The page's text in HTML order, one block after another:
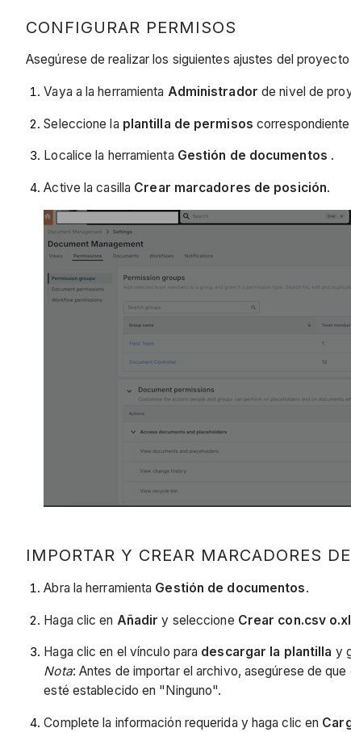
CONFIGURAR PERMISOS
Asegúrese de realizar los siguientes ajustes del
Vaya a la herramienta Administrador de nivel de
Seleccione la plantilla de permisos
Localice la herramienta Gestión de documentos .
Active la casilla Crear marcadores de posición.
IMPORTAR Y CREAR MARCADORES
Abra la herramienta Gestión de documentos.
Haga clic en Añadir y seleccione Crear con.csv
Haga clic en el vínculo para descargar la plantilla y
Nota: Antes de importar el archivo, asegúrese de
esté establecido en "Ninguno".
Complete la información requerida y haga clic en